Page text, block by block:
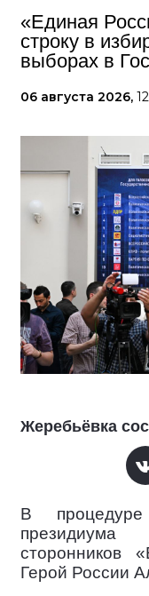
«Единая
строку в
выборах в
06 августа 2026,
Жеребьёвка
В
сторонников
Герой России